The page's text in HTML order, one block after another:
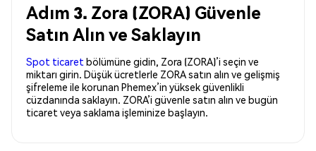
Adım 3. Zora (ZORA) Güvenle
Satın Alın ve Saklayın
Spot ticaret bölümüne gidin, Zora (ZORA)’i seçin ve
miktarı girin. Düşük ücretlerle ZORA satın alın ve gelişmiş
şifreleme ile korunan Phemex’in yüksek güvenlikli
cüzdanında saklayın. ZORA’i güvenle satın alın ve bugün
ticaret veya saklama işleminize başlayın.